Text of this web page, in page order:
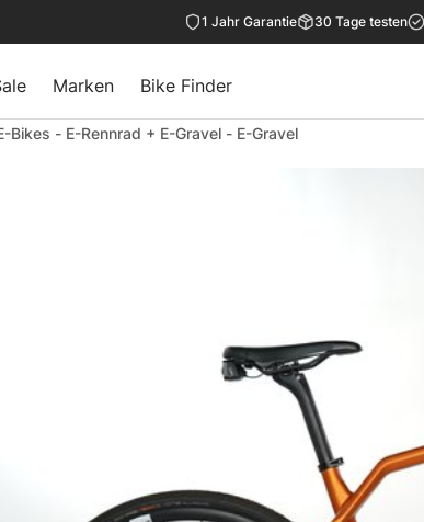
1 Jahr Garantie 30 Tage testen
Marken Bike Finder
Bikes - E-Rennrad + E-Gravel - E-Gravel